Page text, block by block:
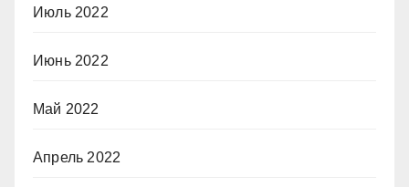
Июль 2022
Июнь 2022
Май 2022
Апрель 2022